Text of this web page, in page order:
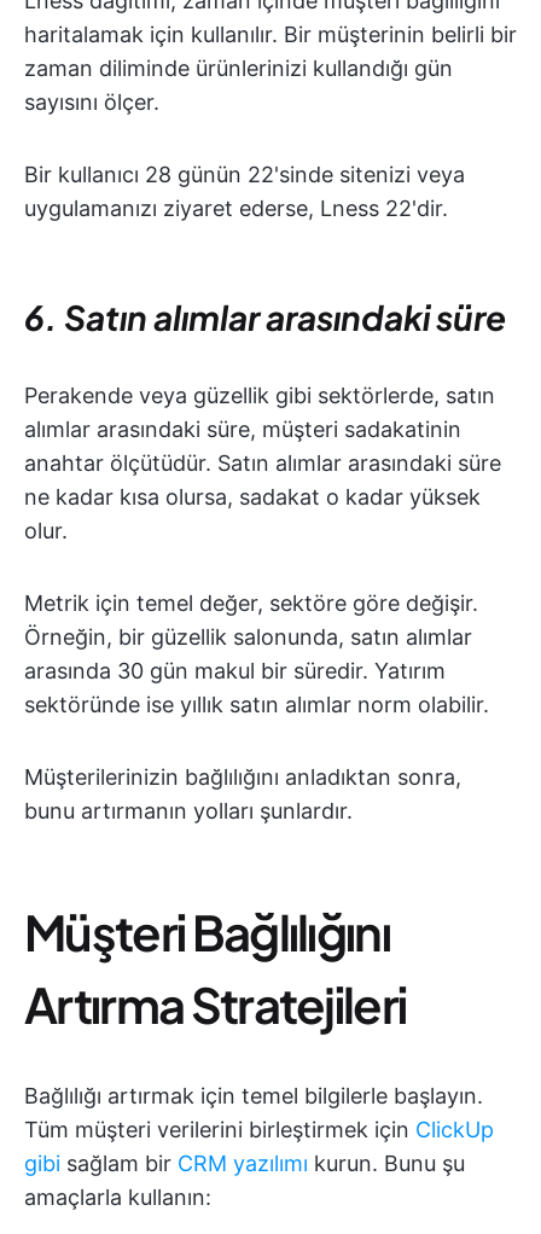
haritalamak için kullanılır. Bir müşterinin belirli bir
zaman diliminde ürünlerinizi kullandığı gün
sayısını ölçer.
Bir kullanıcı 28 günün 22'sinde sitenizi veya
uygulamanızı ziyaret ederse, Lness 22'dir.
6. Satın alımlar arasındaki süre
Perakende veya güzellik gibi sektörlerde, satın
alımlar arasındaki süre, müşteri sadakatinin
anahtar ölçütüdür. Satın alımlar arasındaki süre
ne kadar kısa olursa, sadakat o kadar yüksek
olur.
Metrik için temel değer, sektöre göre değişir.
Örneğin, bir güzellik salonunda, satın alımlar
arasında 30 gün makul bir süredir. Yatırım
sektöründe ise yıllık satın alımlar norm olabilir.
Müşterilerinizin bağlılığını anladıktan sonra,
bunu artırmanın yolları şunlardır.
Müşteri Bağlılığını
Artırma Stratejileri
Bağlılığı artırmak için temel bilgilerle başlayın.
Tüm müşteri verilerini birleştirmek için ClickUp
gibi sağlam bir CRM yazılımı kurun. Bunu şu
amaçlarla kullanın: